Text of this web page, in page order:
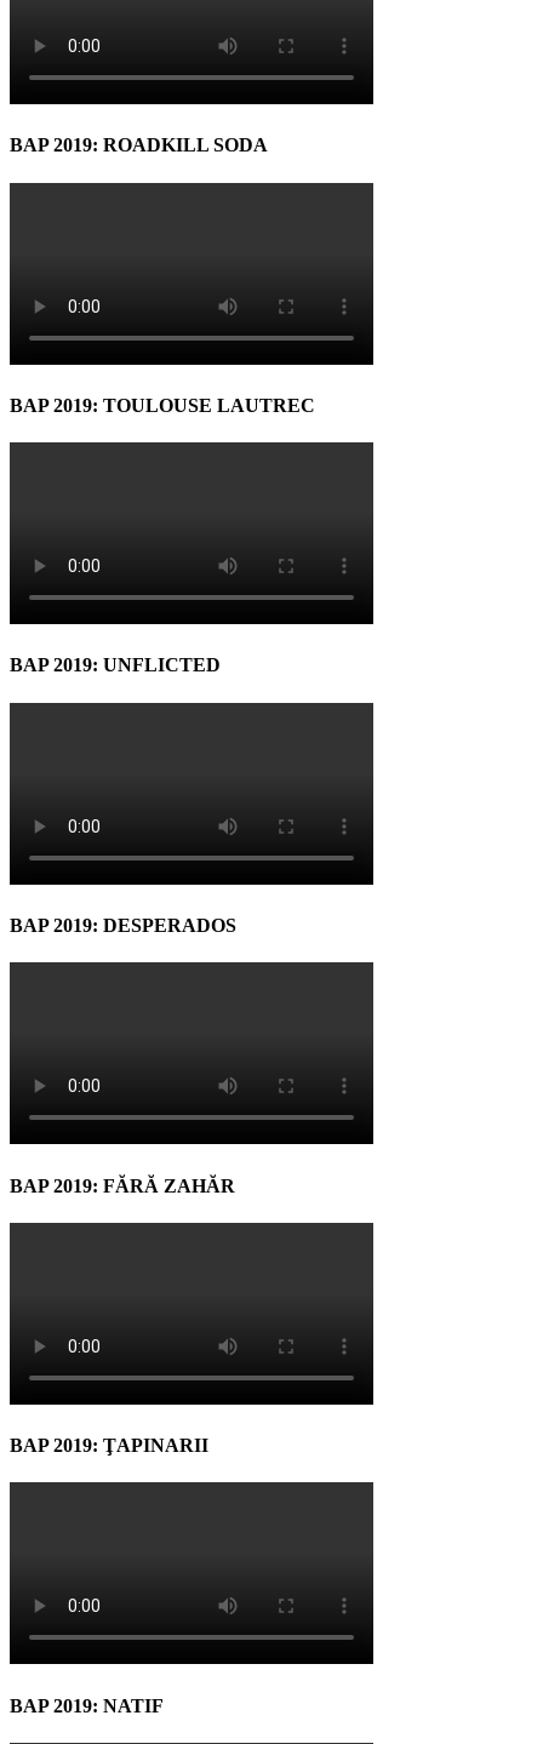
BAP 2019: ROADKILL SODA
BAP 2019: TOULOUSE LAUTREC
BAP 2019: UNFLICTED
BAP 2019: DESPERADOS
BAP 2019: FĂRĂ ZAHĂR
BAP 2019: ŢAPINARII
BAP 2019: NATIF